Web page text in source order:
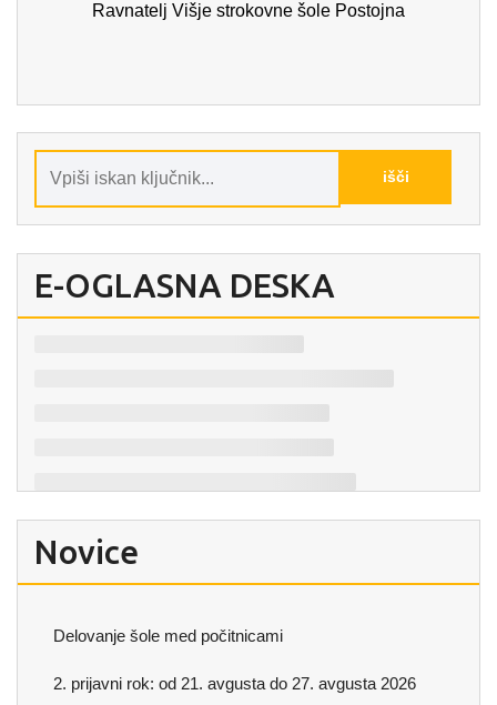
Ravnatelj Višje strokovne šole Postojna
E-OGLASNA DESKA
Novice
Delovanje šole med počitnicami
2. prijavni rok: od 21. avgusta do 27. avgusta 2026